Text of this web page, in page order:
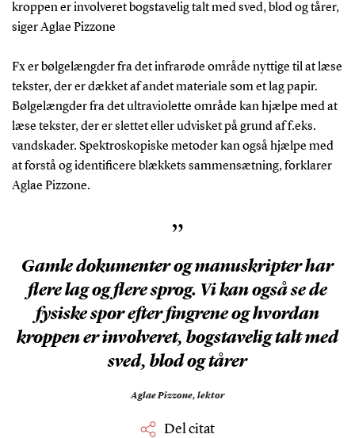
kroppen er involveret bogstavelig talt med sved, blod og tårer,
siger Aglae Pizzone
Fx er bølgelængder fra det infrarøde område nyttige til at læse
tekster, der er dækket af andet materiale som et lag papir.
Bølgelængder fra det ultraviolette område kan hjælpe med at
læse tekster, der er slettet eller udvisket på grund af f.eks.
vandskader. Spektroskopiske metoder kan også hjælpe med
at forstå og identificere blækkets sammensætning, forklarer
Aglae Pizzone.
”
Gamle dokumenter og manuskripter har
flere lag og flere sprog. Vi kan også se de
fysiske spor efter fingrene og hvordan
kroppen er involveret, bogstavelig talt med
sved, blod og tårer
Aglae Pizzone, lektor
Del citat